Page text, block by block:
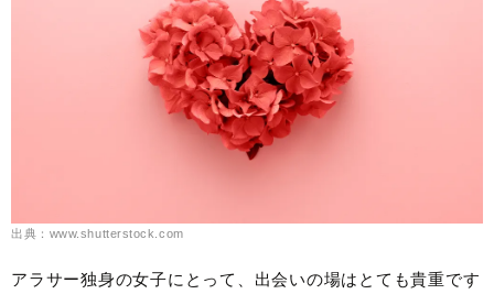
出典：www.shutterstock.com
アラサー独身の女子にとって、出会いの場はとても貴重です